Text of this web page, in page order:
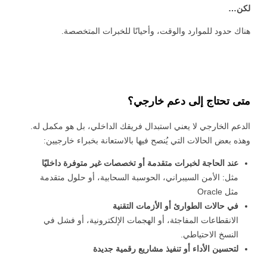
المعلومات
لكن…
هناك حدود للموارد والوقت، وأحيانًا للخبرات المتخصصة.
متى تحتاج إلى دعم خارجي؟
الدعم الخارجي لا يعني استبدال فريقك الداخلي، بل هو مكمل له.
وهذه بعض الحالات التي يُنصح فيها بالاستعانة بخبراء خارجيين:
عند الحاجة لخبرات متقدمة أو تخصصات غير متوفرة داخليًا
مثل: الأمن السيبراني، الحوسبة السحابية، أو حلول متقدمة
مثل Oracle
في حالات الطوارئ أو الأزمات التقنية
الانقطاعات المفاجئة، أو الهجمات الإلكترونية، أو فشل في
النسخ الاحتياطي.
لتحسين الأداء أو تنفيذ مشاريع رقمية جديدة